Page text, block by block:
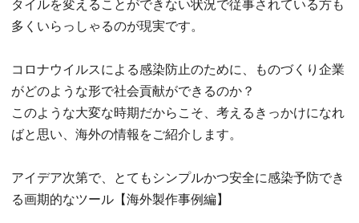
タイルを変えることができない状況で従事されている方も
多くいらっしゃるのが現実です。
コロナウイルスによる感染防止のために、ものづくり企業
がどのような形で社会貢献ができるのか？
このような大変な時期だからこそ、考えるきっかけになれ
ばと思い、海外の情報をご紹介します。
アイデア次第で、とてもシンプルかつ安全に感染予防でき
る画期的なツール【海外製作事例編】